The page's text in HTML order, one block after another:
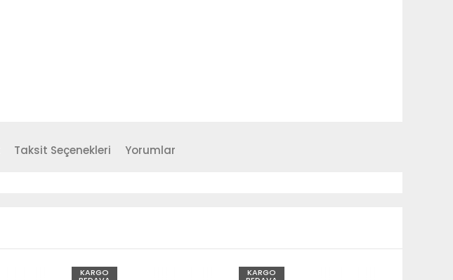
Taksit Seçenekleri Yorumlar
KARGO KARGO